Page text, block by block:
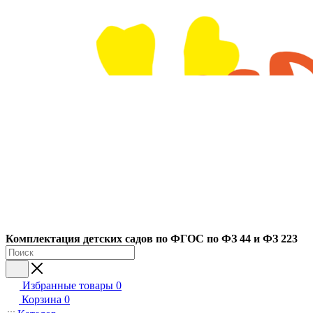
Комплектация детских садов по ФГОC по ФЗ 44 и ФЗ 223
Избранные товары 0
Корзина 0